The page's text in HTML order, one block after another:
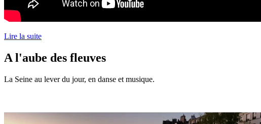
Lire la suite
A l'aube des fleuves
La Seine au lever du jour, en danse et musique.